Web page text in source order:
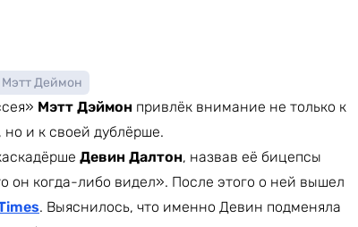
Мэтт Деймон
Мэтт Дэймон привлёк внимание не только к
, но и к своей дублёрше.
Девин Далтон, назвав её бицепсы
он когда-либо видел». После этого о ней вышел
. Выяснилось, что именно Девин подменяла